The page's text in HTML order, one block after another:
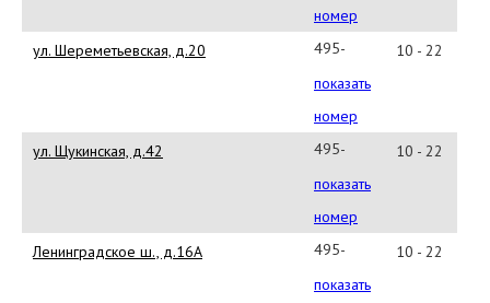
24-
73
номер
ул. Шереметьевская, д.20
495-
580-
71-
48
показать
номер
10 - 22
ул. Щукинская, д.42
495-
786-
82-
57
показать
номер
10 - 22
Ленинградское ш., д.16А
495-
258-
показать
10 - 22